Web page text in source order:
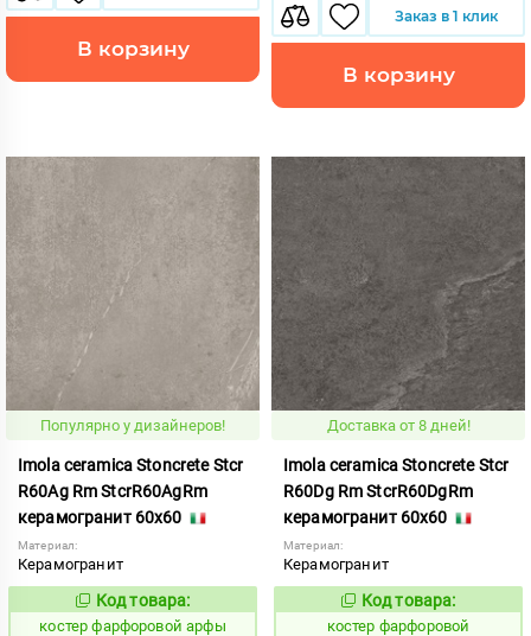
В корзину
Заказ в 1 клик
В корзину
Популярно у дизайнеров!
Imola ceramica Stoncrete Stcr
R60Ag Rm StcrR60AgRm
керамогранит 60x60
Материал:
Керамогранит
810751
Код товара:
костер фарфоровой арфы
Доставка от 8 дней!
Imola ceramica Stoncrete Stcr
R60Dg Rm StcrR60DgRm
керамогранит 60x60
Материал:
Керамогранит
810753
Код товара:
костер фарфоровой